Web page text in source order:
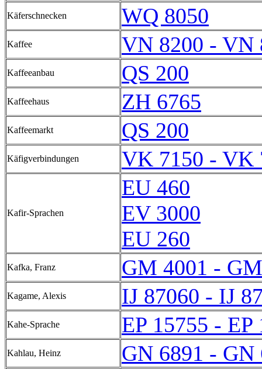
Käferschnecken WQ 8050
Kaffee VN 8200 - VN
Kaffeeanbau QS 200
Kaffeehaus ZH 6765
Kaffeemarkt QS 200
Käfigverbindungen VK 7150 - VK
Kafir-Sprachen
EU 460
EV 3000
EU 260
Kafka, Franz GM 4001 -
Kagame, Alexis IJ 87060 - IJ
Kahe-Sprache EP 15755 - EP
Kahlau, Heinz GN 6891 - GN